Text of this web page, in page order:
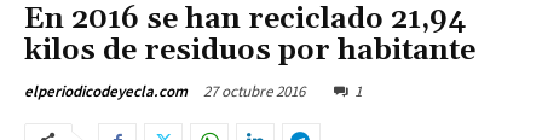
En 2016 se han reciclado 21,94
kilos de residuos por habitante
elperiodicodeyecla.com 27 octubre 2016 1